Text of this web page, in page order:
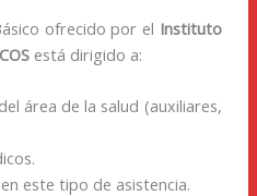
ofrecido por el Instituto
está dirigido a:
área de la salud (auxiliares,
este tipo de asistencia.